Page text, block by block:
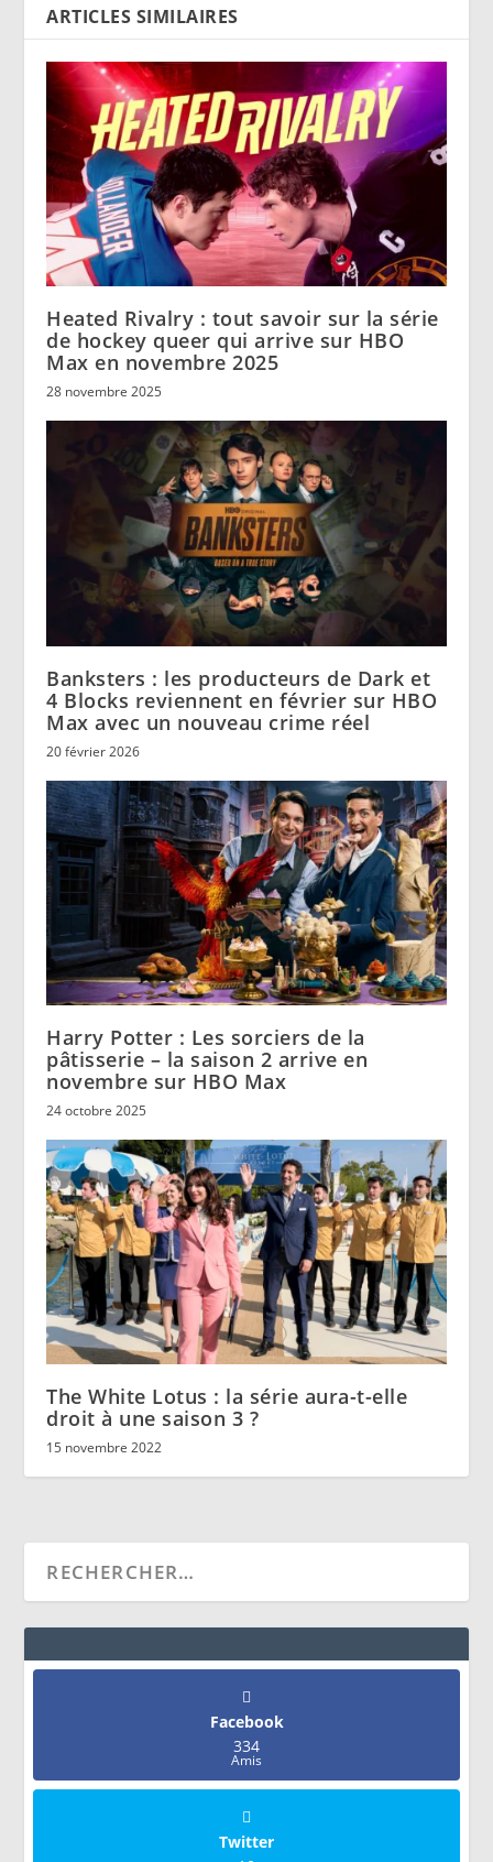
ARTICLES SIMILAIRES
Heated Rivalry : tout savoir sur la série
de hockey queer qui arrive sur HBO
Max en novembre 2025
28 novembre 2025
Banksters : les producteurs de Dark et
4 Blocks reviennent en février sur HBO
Max avec un nouveau crime réel
20 février 2026
Harry Potter : Les sorciers de la
pâtisserie – la saison 2 arrive en
novembre sur HBO Max
24 octobre 2025
The White Lotus : la série aura-t-elle
droit à une saison 3 ?
15 novembre 2022
Facebook
334
Amis
Twitter